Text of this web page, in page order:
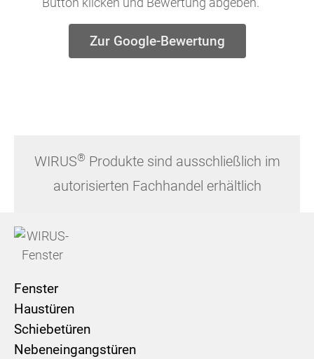
Zur Google-Bewertung
WIRUS® Produkte sind ausschließlich im
autorisierten Fachhandel erhältlich
Fenster
Haustüren
Schiebetüren
Nebeneingangstüren